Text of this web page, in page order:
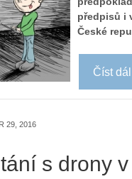
předpisů i
České
Číst
29, 2016
s drony